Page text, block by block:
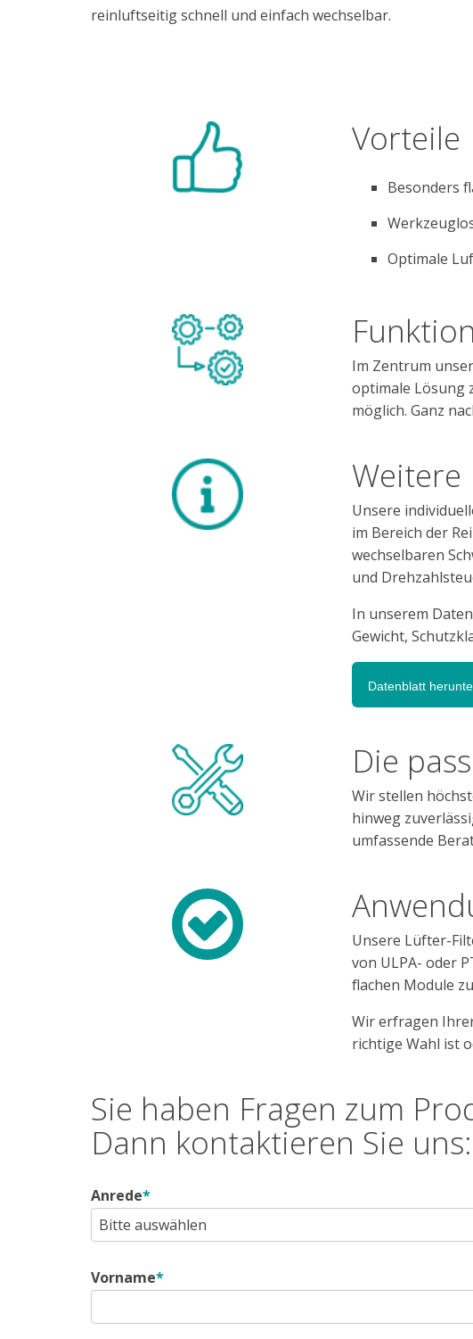
reinluftseitig schnell und einfach wechselbar.
Vorteile
Besonders
Optimale
Im Zentrum
optimale Lösung
möglich. Ganz
Unsere
im Bereich der
wechselbaren
und
In unserem
Gewicht,
Datenblatt
Die
Wir stellen
hinweg
umfassende
Unsere Lüfter-
von ULPA- oder
flachen Module
Wir erfragen
richtige Wahl ist
Sie haben Fragen zum
Dann kontaktieren Sie uns:
Anrede*
Vorname*